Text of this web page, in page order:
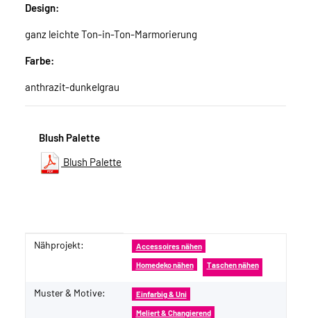
Design:
ganz leichte Ton-in-Ton-Marmorierung
Farbe:
anthrazit-dunkelgrau
Blush Palette
Blush Palette
Produkteigenschaft
Wert
Nähprojekt: Accessoires nähen
Homedeko nähen Taschen nähen
Muster & Motive: Einfarbig & Uni
Meliert & Changierend